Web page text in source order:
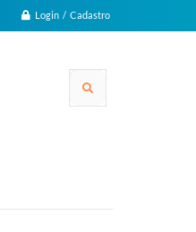
Login / Cadastro